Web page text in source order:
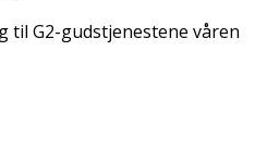
til G2-gudstjenestene våren